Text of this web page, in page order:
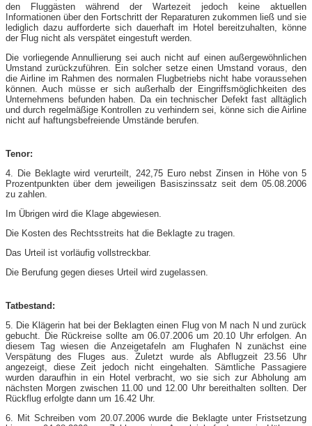
den Fluggästen während der Wartezeit jedoch keine aktuellen
Informationen über den Fortschritt der Reparaturen zukommen ließ und sie
lediglich dazu aufforderte sich dauerhaft im Hotel bereitzuhalten, könne
der Flug nicht als verspätet eingestuft werden.
Die vorliegende Annullierung sei auch nicht auf einen außergewöhnlichen
Umstand zurückzuführen. Ein solcher setze einen Umstand voraus, den
die Airline im Rahmen des normalen Flugbetriebs nicht habe voraussehen
können. Auch müsse er sich außerhalb der Eingriffsmöglichkeiten des
Unternehmens befunden haben. Da ein technischer Defekt fast alltäglich
und durch regelmäßige Kontrollen zu verhindern sei, könne sich die Airline
nicht auf haftungsbefreiende Umstände berufen.
Tenor:
4. Die Beklagte wird verurteilt, 242,75 Euro nebst Zinsen in Höhe von 5
Prozentpunkten über dem jeweiligen Basiszinssatz seit dem 05.08.2006
zu zahlen.
Im Übrigen wird die Klage abgewiesen.
Die Kosten des Rechtsstreits hat die Beklagte zu tragen.
Das Urteil ist vorläufig vollstreckbar.
Die Berufung gegen dieses Urteil wird zugelassen.
Tatbestand:
5. Die Klägerin hat bei der Beklagten einen Flug von M nach N und zurück
gebucht. Die Rückreise sollte am 06.07.2006 um 20.10 Uhr erfolgen. An
diesem Tag wiesen die Anzeigetafeln am Flughafen N zunächst eine
Verspätung des Fluges aus. Zuletzt wurde als Abflugzeit 23.56 Uhr
angezeigt, diese Zeit jedoch nicht eingehalten. Sämtliche Passagiere
wurden daraufhin in ein Hotel verbracht, wo sie sich zur Abholung am
nächsten Morgen zwischen 11.00 und 12.00 Uhr bereithalten sollten. Der
Rückflug erfolgte dann um 16.42 Uhr.
6. Mit Schreiben vom 20.07.2006 wurde die Beklagte unter Fristsetzung